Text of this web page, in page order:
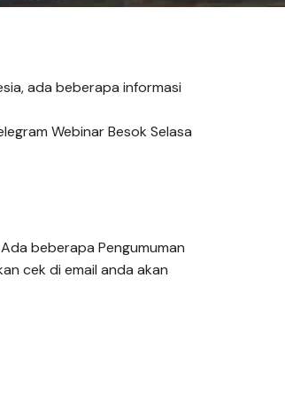
ada beberapa informasi
Webinar Besok Selasa
beberapa Pengumuman
cek di email anda akan